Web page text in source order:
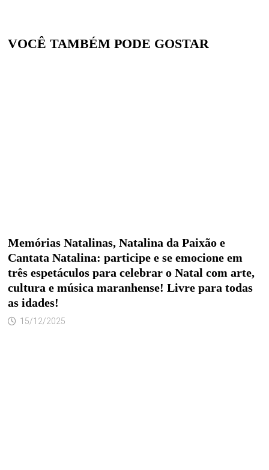
VOCÊ TAMBÉM PODE GOSTAR
Memórias Natalinas, Natalina da Paixão e
Cantata Natalina: participe e se emocione em
três espetáculos para celebrar o Natal com arte,
cultura e música maranhense! Livre para todas
as idades!
15/12/2025